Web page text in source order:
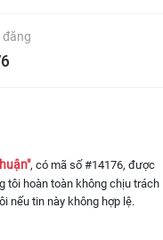
đăng
, có mã số #14176, được
tôi hoàn toàn không chịu trách
nếu tin này không hợp lệ.